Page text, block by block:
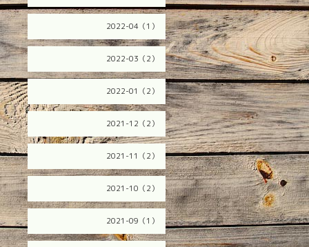
2022-04（1）
2022-03（2）
2022-01（2）
2021-12（2）
2021-11（2）
2021-10（2）
2021-09（1）